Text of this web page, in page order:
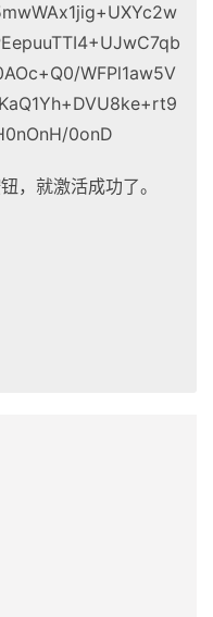
WFPl1aw5V
0onD
，就激活成功了。